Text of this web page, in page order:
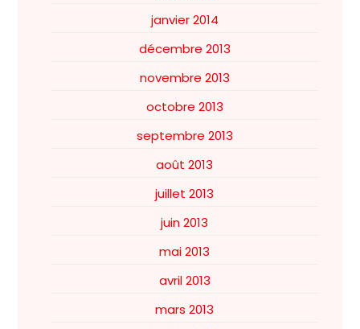
janvier 2014
décembre 2013
novembre 2013
octobre 2013
septembre 2013
août 2013
juillet 2013
juin 2013
mai 2013
avril 2013
mars 2013